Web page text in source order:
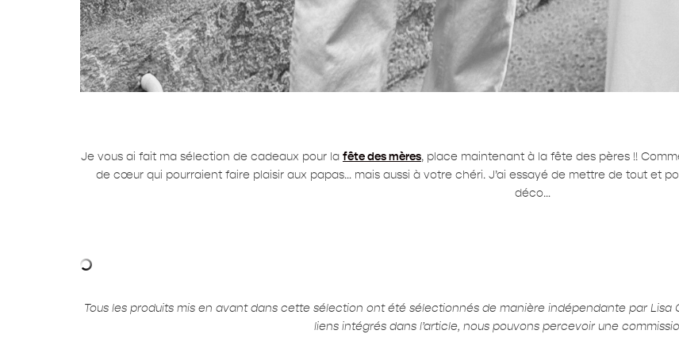
Je vous ai fait ma sélection de cadeaux pour la fête des mères, place maintenant à la fête des pères !!
de cœur qui pourraient faire plaisir aux papas… mais aussi à votre chéri. J’ai essayé de mettre de tout et
déco…
Tous les produits mis en avant dans cette sélection ont été sélectionnés de manière indépendante par
liens intégrés dans l’article, nous pouvons percevoir une